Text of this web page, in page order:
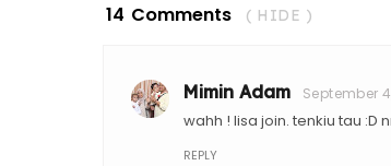
14 Comments ( HIDE )
Mimin Adam September
wahh ! lisa join. tenkiu tau :D
REPLY